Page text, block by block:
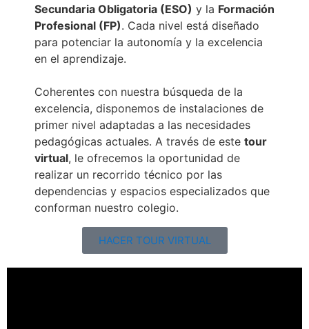
Secundaria Obligatoria (ESO) y la Formación
Profesional (FP). Cada nivel está diseñado
para potenciar la autonomía y la excelencia
en el aprendizaje.
Coherentes con nuestra búsqueda de la
excelencia, disponemos de instalaciones de
primer nivel adaptadas a las necesidades
pedagógicas actuales. A través de este tour
virtual, le ofrecemos la oportunidad de
realizar un recorrido técnico por las
dependencias y espacios especializados que
conforman nuestro colegio.
HACER TOUR VIRTUAL